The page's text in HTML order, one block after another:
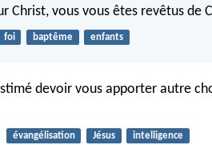
Christ, vous vous êtes revêtus de
foi baptême enfants
devoir vous apporter autre
évangélisation Jésus intelligence